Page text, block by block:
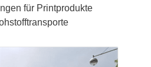
für Printprodukte